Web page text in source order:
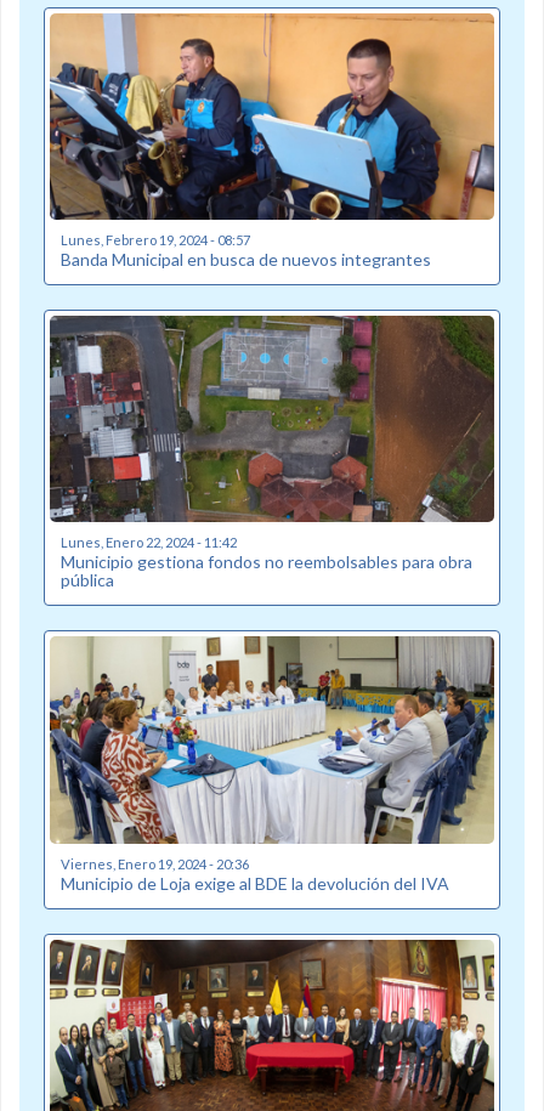
Lunes, Febrero 19, 2024 - 08:57
Banda Municipal en busca de nuevos integrantes
Lunes, Enero 22, 2024 - 11:42
Municipio gestiona fondos no reembolsables para obra
pública
Viernes, Enero 19, 2024 - 20:36
Municipio de Loja exige al BDE la devolución del IVA